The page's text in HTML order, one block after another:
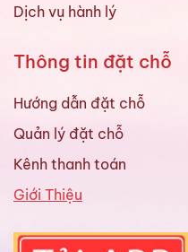
Dịch vụ hành lý
Thông tin đặt chỗ
Hướng dẫn đặt chỗ
Quản lý đặt chỗ
Kênh thanh toán
Giới Thiệu